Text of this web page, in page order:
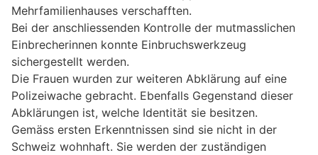
Mehrfamilienhauses verschafften.
Bei der anschliessenden Kontrolle der mutmasslichen
Einbrecherinnen konnte Einbruchswerkzeug
sichergestellt werden.
Die Frauen wurden zur weiteren Abklärung auf eine
Polizeiwache gebracht. Ebenfalls Gegenstand dieser
Abklärungen ist, welche Identität sie besitzen.
Gemäss ersten Erkenntnissen sind sie nicht in der
Schweiz wohnhaft. Sie werden der zuständigen